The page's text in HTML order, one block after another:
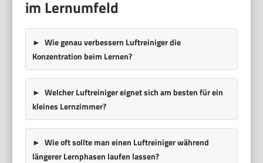
im Lernumfeld
Wie genau verbessern Luftreiniger die
Konzentration beim Lernen?
Welcher Luftreiniger eignet sich am besten für ein
kleines Lernzimmer?
Wie oft sollte man einen Luftreiniger während
längerer Lernphasen laufen lassen?